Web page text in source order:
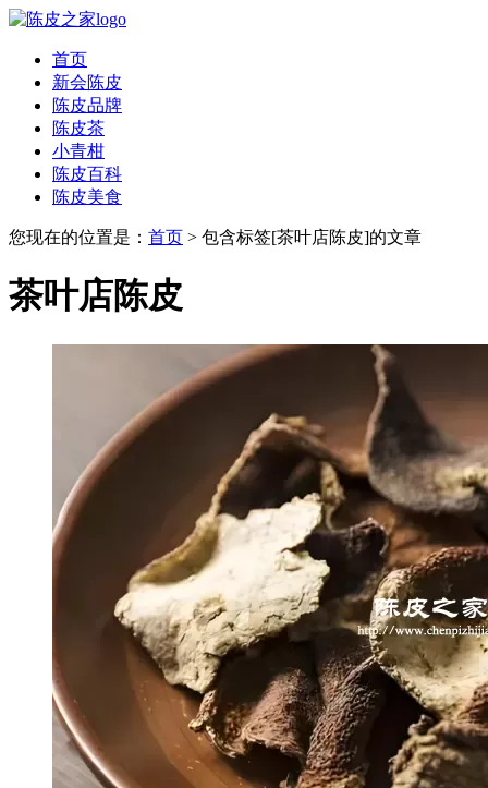
首页
新会陈皮
陈皮品牌
陈皮茶
小青柑
陈皮百科
陈皮美食
您现在的位置是： 首页 > 包含标签[茶叶店陈皮]的文章
茶叶店陈皮